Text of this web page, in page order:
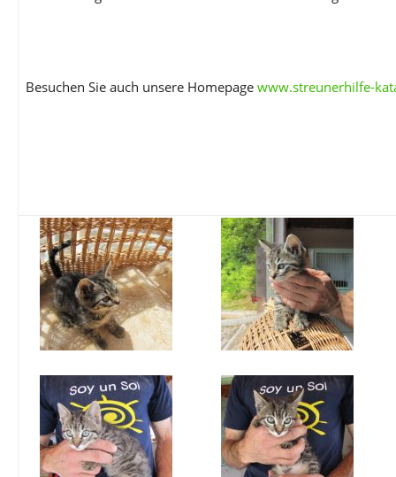
Besuchen Sie auch unsere Homepage www.streunerhilfe-